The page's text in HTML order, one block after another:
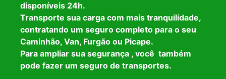
disponíveis 24h.
Transporte sua carga com mais tranquilidade,
contratando um seguro completo para o seu
Caminhão, Van, Furgão ou Picape.
Para ampliar sua segurança , você também
pode fazer um seguro de transportes.